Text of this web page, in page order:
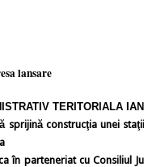
lansare
TERITORIALA
sprijină construcţia unei
în parteneriat cu Consiliul